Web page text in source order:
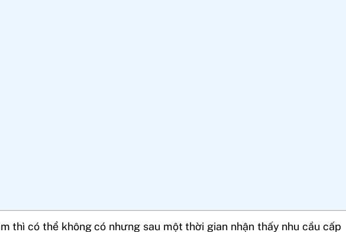
thì có thể không có nhưng sau một thời gian nhận thấy nhu cầu cấp